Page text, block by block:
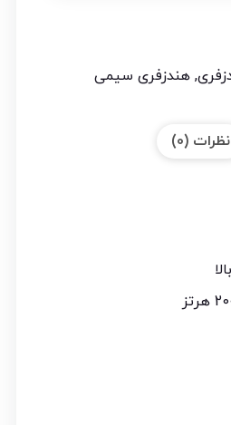
, هندزفری سیمی
نظرات (0)